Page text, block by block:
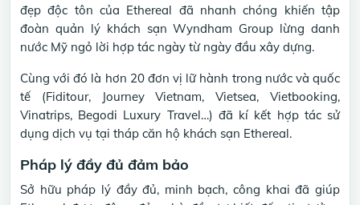
đẹp độc tôn của Ethereal đã nhanh chóng khiến tập
đoàn quản lý khách sạn Wyndham Group lừng danh
nước Mỹ ngỏ lời hợp tác ngày từ ngày đầu xây dựng.
Cùng với đó là hơn 20 đơn vị lữ hành trong nước và quốc
tế (Fiditour, Journey Vietnam, Vietsea, Vietbooking,
Vinatrips, Begodi Luxury Travel…) đã kí kết hợp tác sử
dụng dịch vụ tại tháp căn hộ khách sạn Ethereal.
Pháp lý đầy đủ đảm bảo
Sở hữu pháp lý đầy đủ, minh bạch, công khai đã giúp